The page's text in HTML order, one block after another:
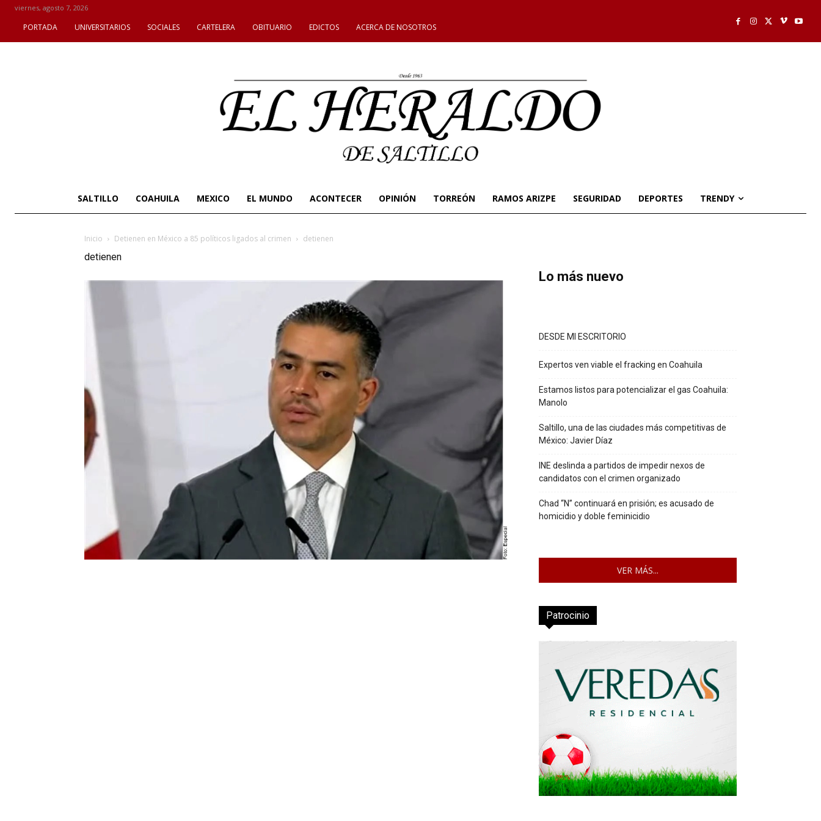
viernes, agosto 7, 2026
PORTADA UNIVERSITARIOS SOCIALES CARTELERA OBITUARIO EDICTOS ACERCA DE NOSOTROS
SALTILLO COAHUILA MEXICO EL MUNDO ACONTECER OPINIÓN TORREÓN RAMOS ARIZPE SEGURIDAD DEPORTES TRENDY
Inicio Detienen en México a 85 políticos ligados al crimen detienen
detienen
Lo más nuevo
DESDE MI ESCRITORIO
Expertos ven viable el fracking en Coahuila
Estamos listos para potencializar el gas Coahuila:
Manolo
Saltillo, una de las ciudades más competitivas de
México: Javier Díaz
INE deslinda a partidos de impedir nexos de
candidatos con el crimen organizado
Chad “N” continuará en prisión; es acusado de
homicidio y doble feminicidio
VER MÁS...
Patrocinio